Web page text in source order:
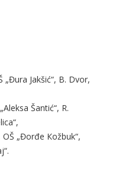
„Đura Jakšić“, B. Dvor,
Šantić“, R.
„Đorđe Кožbuk“,